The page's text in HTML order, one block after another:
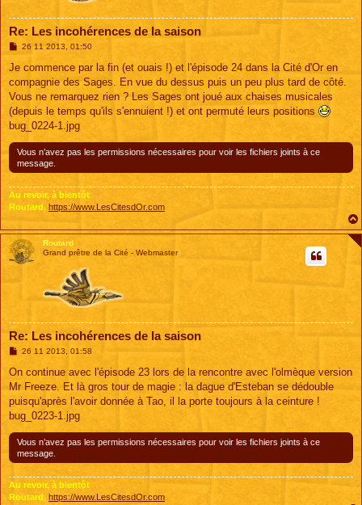
Re: Les incohérences de la saison
M
s
a
g
26 11 2013, 01:50
Je commence par la fin (et ouais !) et l'épisode 24 dans la Cité d'Or en
compagnie des Sages. En vue du dessus puis un peu plus tard de côté.
Vous ne remarquez rien ? Les Sages ont joué aux chaises musicales
(depuis le temps qu'ils s'ennuient !) et ont permuté leurs positions
bug_0224-1.jpg
Vous n’avez pas les permissions nécessaires pour voir les fichiers joints à ce
message.
Au revoir, à bientôt
Routard, https://www.LesCitesdOr.com
Routard
Grand prêtre de la Cité - Webmaster
Re: Les incohérences de la saison
M
s
a
g
26 11 2013, 01:58
On continue avec l'épisode 23 lors de la rencontre avec l'olmèque version
Mr Freeze. Et là gros tour de magie : la dague d'Esteban se dédouble
puisqu'après l'avoir donnée à Tao, il la porte toujours à la ceinture !
bug_0223-1.jpg
Vous n’avez pas les permissions nécessaires pour voir les fichiers joints à ce
message.
Au revoir, à bientôt
Routard, https://www.LesCitesdOr.com